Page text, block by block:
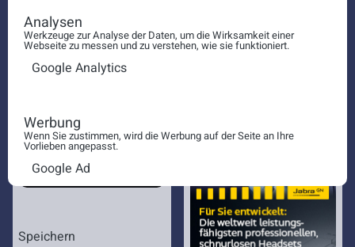
Analysen
Werkzeuge zur Analyse der Daten, um die Wirksamkeit einer
Webseite zu messen und zu verstehen, wie sie funktioniert.
Google Analytics
Werbung
Wenn Sie zustimmen, wird die Werbung auf der Seite an Ihre
Vorlieben angepasst.
Google Ad
Speichern